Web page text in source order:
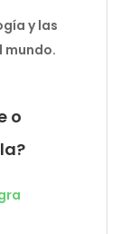
y las
mundo.
o